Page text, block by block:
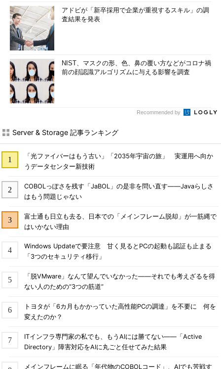
アドビが「新卒採用で企業が重視するスキル」の調
査結果を発表
NIST、マスクの形、色、鼻の覆い方などがコロナ禍
前の顔認識アルゴリズムに与える影響を調査
Recommended by
Server & Storage 記事ランキング
「光ファイバーはもう古い」「2035年宇宙の旅」 実運用へ向か
うデータセンター新技術
COBOLっぽさを残す「JaBOL」の是非を問い直す――Javaらしさ
はもう問題じゃない
富士通も日立も去る、日本での「メインフレーム脱却」が一筋縄で
はいかない理由
Windows Updateで要注意 甘く見るとPCの起動も認証も止まる
「3つのセキュリティ移行」
「脱VMware」なんて望んでいなかった――それでも考えざるを得
ない人のための“3つの筋道”
トヨタが「6カ月もかかっていた高性能PCの調達」を不要に 何を
変えたのか？
ITインフラ専門家の私でも、もうAIには勝てない――「Active
Directory」障害対応をAIに丸ごと任せてみた結果
メインフレームに眠る「年代物のCOBOLコード」、AIでも苦戦す